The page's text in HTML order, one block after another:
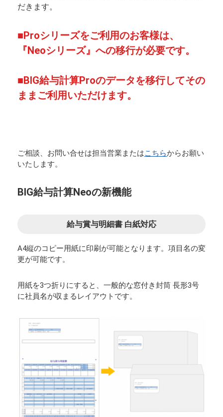
だきます。
■Proシリーズをご利用のお客様は、
『Neoシリーズ』への移行が必要です。
■BIG給与計算Proのデータを移行してその
ままご利用いただけます。
ご相談、お問い合せは担当営業またはこちらからお願い
いたします。
BIG給与計算Neoの新機能
給与賞与明細書 白紙対応
A4縦のコピー用紙に印刷が可能となります。項目名の変
更が可能です。
用紙を3つ折りにすると、一般的な窓付き封筒 長形3号
に社員名が収まるレイアウトです。